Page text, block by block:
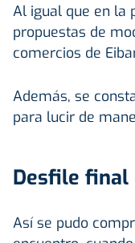
Al igual que en la
propuestas de
comercios de
Además, se
para lucir de
Desfile final
Así se pudo